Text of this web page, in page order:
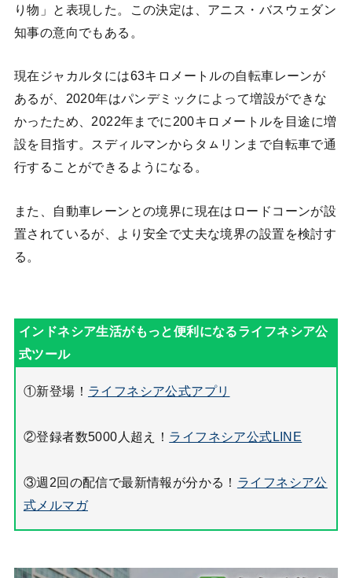
り物」と表現した。この決定は、アニス・バスウェダン
知事の意向でもある。
現在ジャカルタには63キロメートルの自転車レーンが
あるが、2020年はパンデミックによって増設ができな
かったため、2022年までに200キロメートルを目途に増
設を目指す。スディルマンからタㇺリンまで自転車で通
行することができるようになる。
また、自動車レーンとの境界に現在はロードコーンが設
置されているが、より安全で丈夫な境界の設置を検討す
る。
①新登場！ ライフネシア公式アプリ
②登録者数5000人超え！ ライフネシア公式LINE
③週2回の配信で最新情報が分かる！ ライフネシア公
式メルマガ